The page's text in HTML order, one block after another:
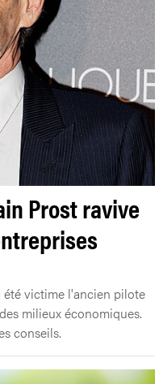
Prost ravive
victime l'ancien pilote
milieux économiques.
conseils.